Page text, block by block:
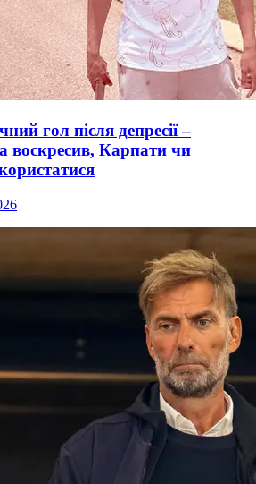
гол після депресії –
воскресив, Карпати чи